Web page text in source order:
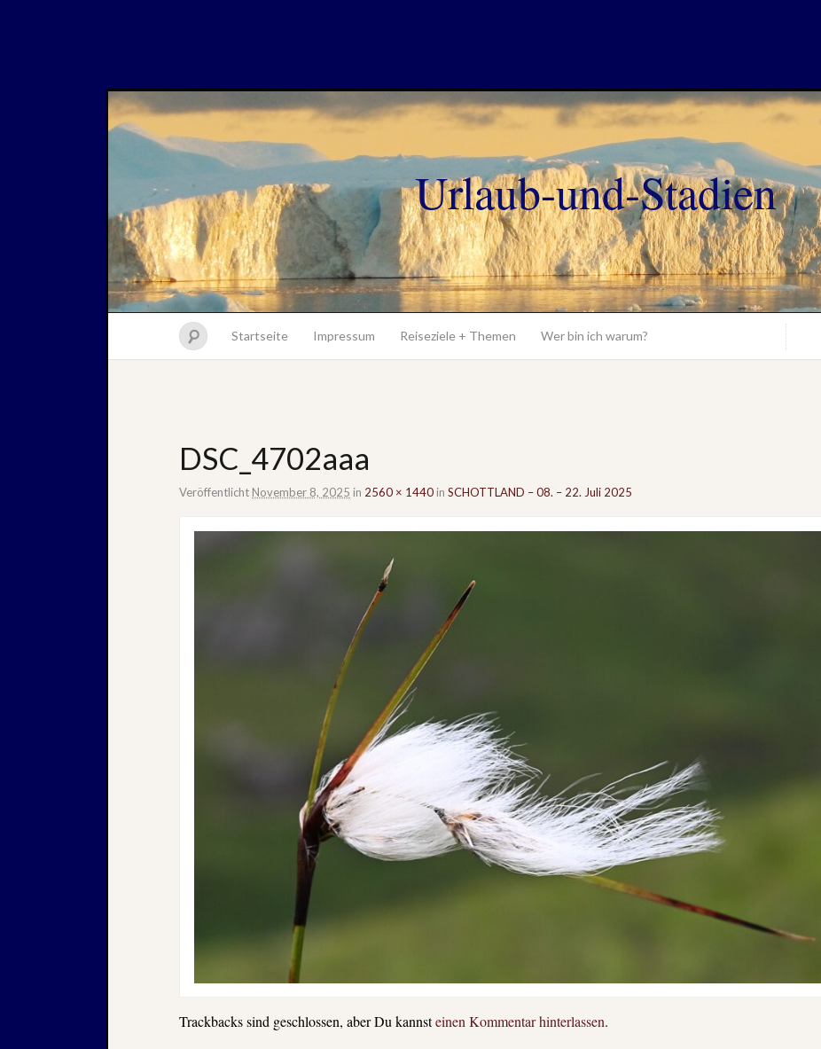
Urlaub-und-Stadien
Startseite Impressum Reiseziele + Themen Wer bin ich warum?
DSC_4702aaa
Veröffentlicht November 8, 2025 in 2560 × 1440 in SCHOTTLAND – 08. – 22. Juli 2025
Trackbacks sind geschlossen, aber Du kannsteinen Kommentar hinterlassen.